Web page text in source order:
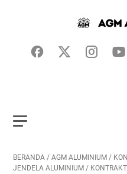
BERANDA / AGM ALUMINIUM /
JENDELA ALUMINIUM /